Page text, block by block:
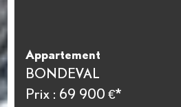
Appartement
BONDEVAL
Prix : 69 900 €*